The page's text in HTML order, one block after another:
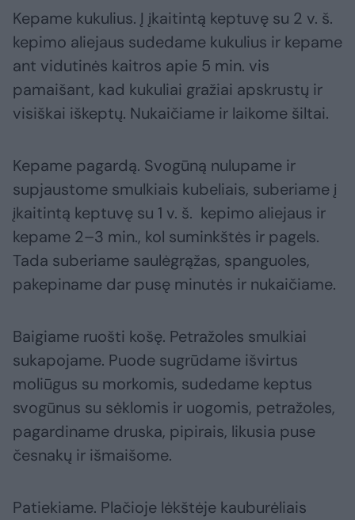
Kepame kukulius. Į įkaitintą keptuvę su 2 v. š.
kepimo aliejaus sudedame kukulius ir kepame
ant vidutinės kaitros apie 5 min. vis
pamaišant, kad kukuliai gražiai apskrustų ir
visiškai iškeptų. Nukaičiame ir laikome šiltai.
Kepame pagardą. Svogūną nulupame ir
supjaustome smulkiais kubeliais, suberiame į
įkaitintą keptuvę su 1 v. š. kepimo aliejaus ir
kepame 2–3 min., kol suminkštės ir pagels.
Tada suberiame saulėgrąžas, spanguoles,
pakepiname dar pusę minutės ir nukaičiame.
Baigiame ruošti košę. Petražoles smulkiai
sukapojame. Puode sugrūdame išvirtus
moliūgus su morkomis, sudedame keptus
svogūnus su sėklomis ir uogomis, petražoles,
pagardiname druska, pipirais, likusia puse
česnakų ir išmaišome.
Patiekiame. Plačioje lėkštėje kauburėliais